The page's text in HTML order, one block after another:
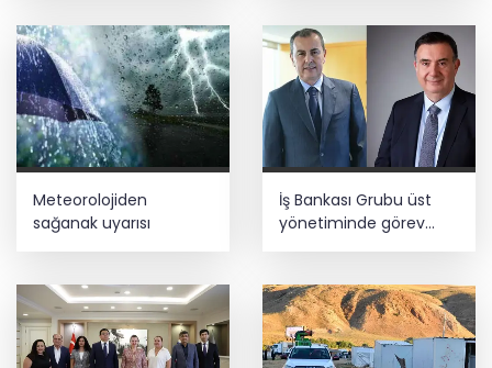
Meteorolojiden
sağanak uyarısı
İş Bankası Grubu üst
yönetiminde görev
değişimi